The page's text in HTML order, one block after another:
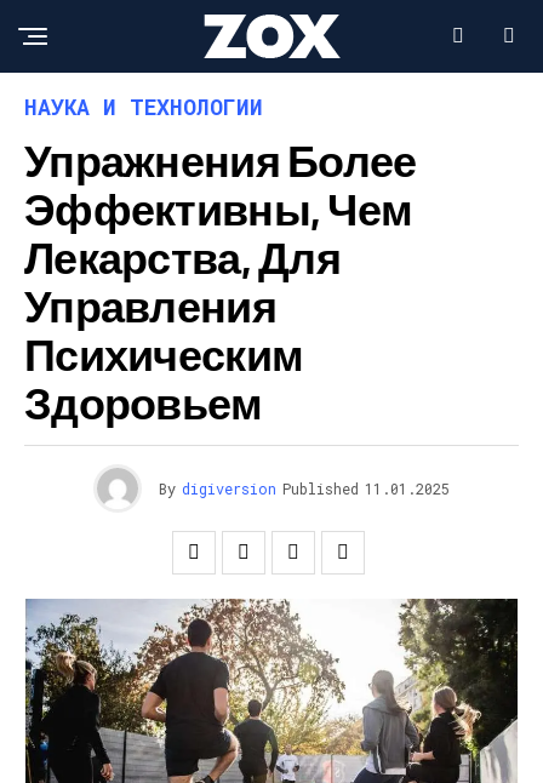
НАУКА И ТЕХНОЛОГИИ
Упражнения Более
Эффективны, Чем
Лекарства, Для
Управления
Психическим
Здоровьем
By digiversion Published 11.01.2025